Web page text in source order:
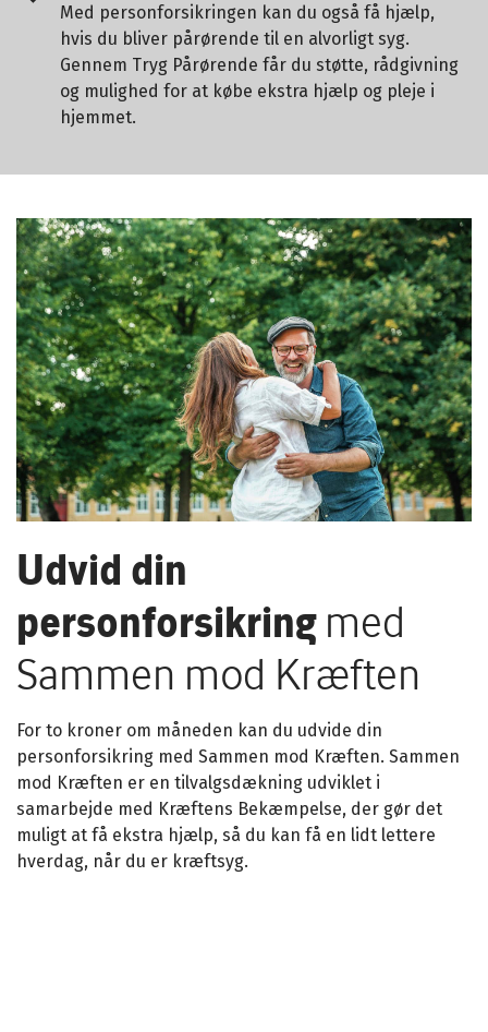
Med personforsikringen kan du også få hjælp,
hvis du bliver pårørende til en alvorligt syg.
Gennem Tryg Pårørende får du støtte, rådgivning
og mulighed for at købe ekstra hjælp og pleje i
hjemmet.
Udvid din
personforsikringmed
Sammen mod Kræften
For to kroner om måneden kan du udvide din
personforsikring med Sammen mod Kræften. Sammen
mod Kræften er en tilvalgsdækning udviklet i
samarbejde med Kræftens Bekæmpelse, der gør det
muligt at få ekstra hjælp, så du kan få en lidt lettere
hverdag, når du er kræftsyg.